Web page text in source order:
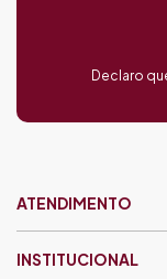
Declaro
ATENDIMENTO
INSTITUCIONAL